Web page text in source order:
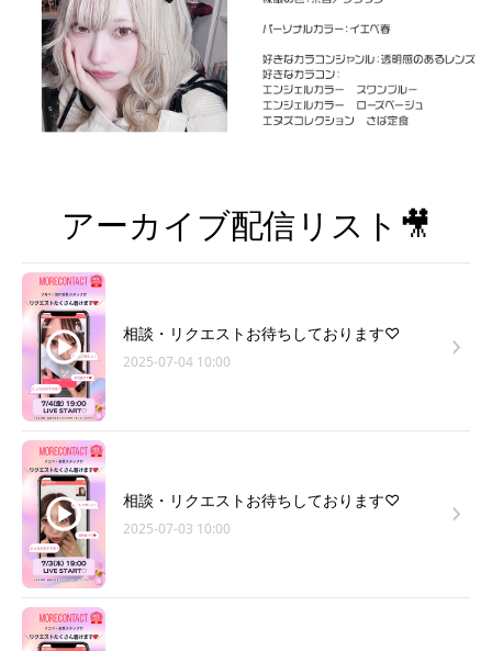
アーカイブ配信リスト🎥
相談・リクエストお待ちしております♡
2025-07-04 10:00
相談・リクエストお待ちしております♡
2025-07-03 10:00